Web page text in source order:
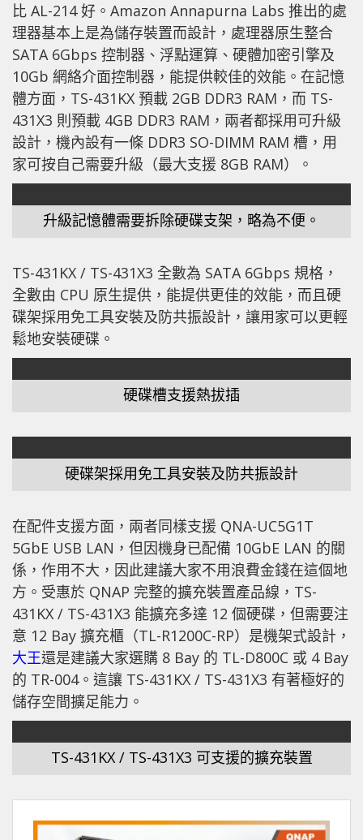
比 AL-214 好。Amazon Annapurna Labs 推出的處
理器基本上是為儲存裝置而設計，處理器原生整合
SATA 6Gbps 控制器、浮點運算、硬體加密引擎及
10Gb 網絡介面控制器，能提供較佳的效能。在記憶
體方面，TS-431KX 預載 2GB DDR3 RAM，而 TS-
431X3 則預載 4GB DDR3 RAM，兩者都採用可升級
設計，機內設有一條 DDR3 SO-DIMM RAM 槽，用
家可按自己需要升級（最大支援 8GB RAM）。
升級記憶體需要拆除硬碟支架，略為不便。
TS-431KX / TS-431X3 全數為 SATA 6Gbps 規格，
全數由 CPU 原生提供，能提供更佳的效能，而且硬
碟架採用免工具安裝及防共振設計，讓用家可以更輕
鬆地安裝硬碟。
硬碟槽支援熱拔插
硬碟架採用免工具安裝及防共振設計
在配件支援方面，兩者同樣支援 QNA-UC5G1T
5GbE USB LAN，但因機身已配備 10GbE LAN 的關
係，作用不大，因此建議大家不用浪費金錢在這個地
方。受惠於 QNAP 完整的擴充裝置產品線，TS-
431KX / TS-431X3 能擴充多達 12 個硬碟，但需要注
意 12 Bay 擴充櫃（TL-R1200C-RP）是機架式設計，
大王還是建議大家選購 8 Bay 的 TL-D800C 或 4 Bay
的 TR-004。這讓 TS-431KX / TS-431X3 有著極好的
儲存空間擴足能力。
TS-431KX / TS-431X3 可支援的擴充裝置